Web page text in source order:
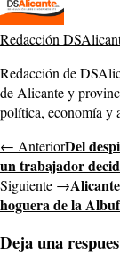
Redacción
Redacción de
de Alicante y
política, economía y
← AnteriorDel
un trabajador
Siguiente →
hoguera de la
Deja una